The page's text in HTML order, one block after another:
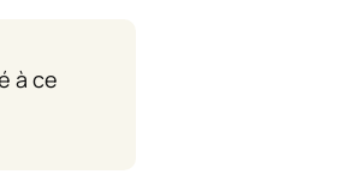
à ce